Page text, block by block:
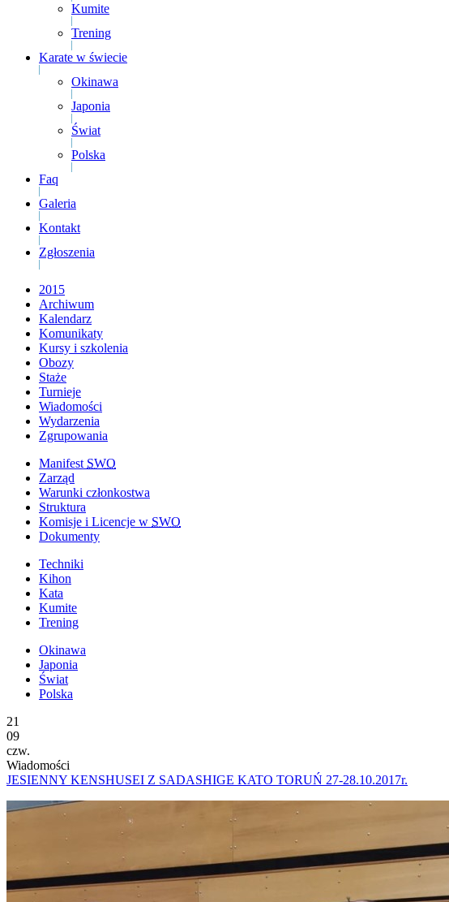
Kumite
Trening
Karate w świecie
Okinawa
Japonia
Świat
Polska
Faq
Galeria
Kontakt
Zgłoszenia
2015
Archiwum
Kalendarz
Komunikaty
Kursy i szkolenia
Obozy
Staże
Turnieje
Wiadomości
Wydarzenia
Zgrupowania
Manifest SWO
Zarząd
Warunki członkostwa
Struktura
Komisje i Licencje w SWO
Dokumenty
Techniki
Kihon
Kata
Kumite
Trening
Okinawa
Japonia
Świat
Polska
21
09
czw.
Wiadomości
JESIENNY KENSHUSEI Z SADASHIGE KATO TORUŃ 27-28.10.2017r.